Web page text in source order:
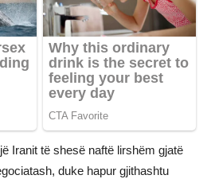
Iranit të shesë naftë lirshëm gjatë
duke hapur gjithashtu